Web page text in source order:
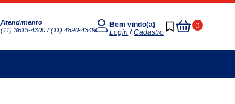
Atendimento
(11) 3613-4300 / (11) 4890-4349
Bem vindo(a)
Login /Cadastro
0
Meu
Carrinho